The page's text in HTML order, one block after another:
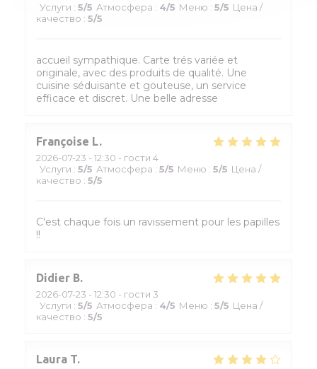
Услуги : 5/5 Атмосфера : 4/5 Меню : 5/5 Цена /
качество : 5/5
accueil sympathique. Carte trés variée et
originale, avec des produits de qualité. Une
cuisine séduisante et gouteuse, un service
efficace et discret. Une belle adresse
Françoise L
2026-07-23 - 12:30 - гости 4
Услуги : 5/5 Атмосфера : 5/5 Меню : 5/5 Цена /
качество : 5/5
C'est chaque fois un ravissement pour les papilles
!!
Didier B
2026-07-23 - 12:30 - гости 3
Услуги : 5/5 Атмосфера : 4/5 Меню : 5/5 Цена /
качество : 5/5
Laura T